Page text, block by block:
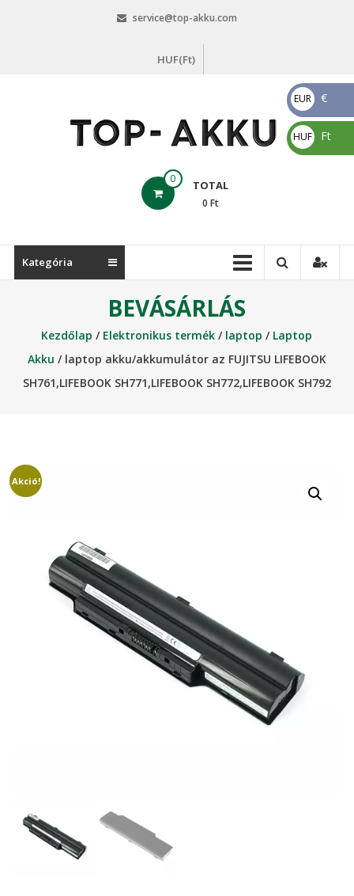
service@top-akku.com
HUF(Ft)
akku.com
0 TOTAL
0 Ft
Kategória
BEVÁSÁRLÁS
Kezdőlap / Elektronikus termék / laptop / Laptop
Akku / laptop akku/akkumulátor az FUJITSU LIFEBOOK
SH761,LIFEBOOK SH771,LIFEBOOK SH772,LIFEBOOK SH792
Akció!
EUR
€
€
HUF
Ft
Ft